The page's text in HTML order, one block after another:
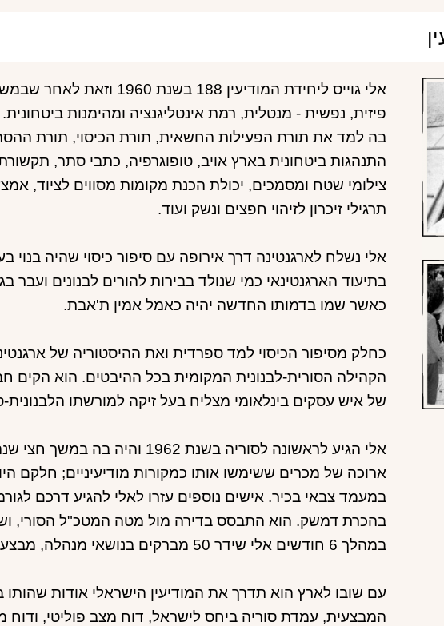
בה למד את תורת הפעילות החשאית, תורת הכיסוי, תורת
התנהגות ביטחונית בארץ אויב, טופוגרפיה, כתבי סתר,
צילומי שטח ומסמכים, יכולת הכנת מקומות מסווים לציוד,
תרגילי זיכרון לזיהוי חפצים ונשק ועוד.
אלי נשלח לארגנטינה דרך אירופה עם סיפור כיסוי שהיה בנוי
כאשר שמו בדמותו החדשה יהיה כאמל אמין ת'אבת.
כחלק מסיפור הכיסוי למד ספרדית ואת ההיסטוריה של
הקהילה הסורית-לבנונית המקומית בכל ההיבטים. הוא הקים
של איש עסקים בינלאומי מצליח בעל זיקה למורשתו
אלי הגיע לראשונה לסוריה בשנת
ארוכה של מכרים ששימשו אותו כמקורות מודיעיניים; חלקם
במעמד צבאי בכיר. אישים נוספים עזרו לאלי להגיע דרכם
במהלך 6 חודשים אלי שידר 50 מברקים בנושאי מנהלה, מבצעים טכניים, ביטחון אישי ועוד.
עם שובו לארץ הוא תדרך את המודיעין הישראלי אודות
המבצעית, עמדת סוריה ביחס לישראל, דוח מצב פוליטי,